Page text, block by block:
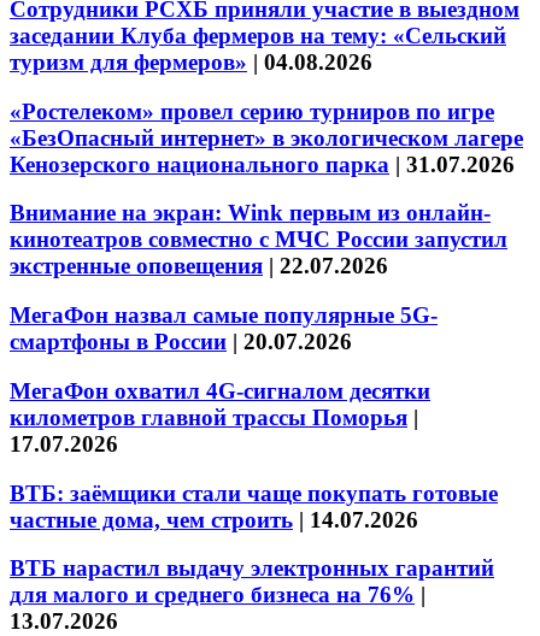
Сотрудники РСХБ приняли участие в выездном
заседании Клуба фермеров на тему: «Сельский
туризм для фермеров» | 04.08.2026
«Ростелеком» провел серию турниров по игре
«БезОпасный интернет» в экологическом лагере
Кенозерского национального парка | 31.07.2026
Внимание на экран: Wink первым из онлайн-
кинотеатров совместно с МЧС России запустил
экстренные оповещения | 22.07.2026
МегаФон назвал самые популярные 5G-
смартфоны в России | 20.07.2026
МегаФон охватил 4G-сигналом десятки
километров главной трассы Поморья |
17.07.2026
ВТБ: заёмщики стали чаще покупать готовые
частные дома, чем строить | 14.07.2026
ВТБ нарастил выдачу электронных гарантий
для малого и среднего бизнеса на 76% |
13.07.2026